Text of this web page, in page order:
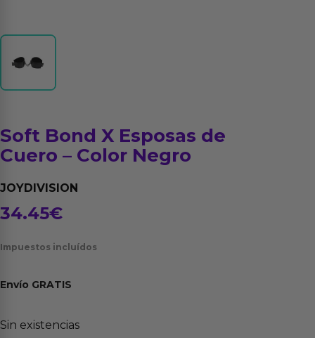
Soft Bond X Esposas de
Cuero – Color Negro
JOYDIVISION
34.45€
Impuestos incluídos
Envío GRATIS
Sin existencias